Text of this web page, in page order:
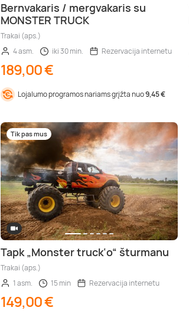
Bernvakaris / mergvakaris su
MONSTER TRUCK
Trakai (aps.)
4 asm.
iki 30 min. Rezervacija internetu
189,00 €
Lojalumo programos nariams grįžta nuo9,45 €
Tik pas mus
Tapk „Monster truck‘o“ šturmanu
Trakai (aps.)
1 asm.
15 min Rezervacija internetu
149,00 €